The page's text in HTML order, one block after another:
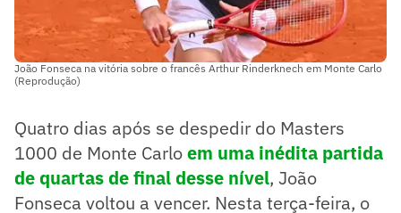
João Fonseca na vitória sobre o francês Arthur Rinderknech em Monte Carlo
(Reprodução)
Quatro dias após se despedir do Masters
1000 de Monte Carloem uma inédita partida
de quartas de final desse nível, João
Fonseca voltou a vencer. Nesta terça-feira, o